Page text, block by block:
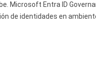
Microsoft Entra ID
de identidades en